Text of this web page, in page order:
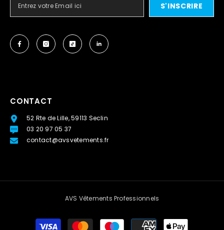
S'INSCRIRE
CONTACT
52 Rte de Lille, 59113 Seclin
03 20 97 05 37
contact@avsvetements.fr
AVS Vêtements Professionnels
Moyens